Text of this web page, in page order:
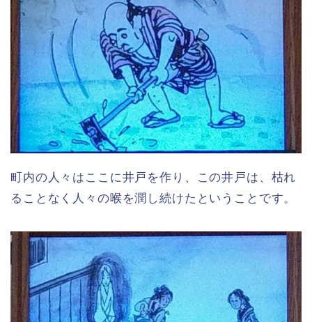
町内の人々はここに井戸を作り、この井戸は、枯れ
ることなく人々の喉を潤し続けたということです。